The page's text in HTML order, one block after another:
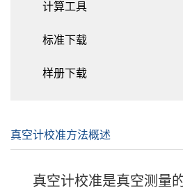
计算工具
标准下载
样册下载
真空计校准方法概述
真空计校准是真空测